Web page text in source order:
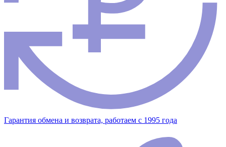
Гарантия обмена и возврата, работаем с 1995 года